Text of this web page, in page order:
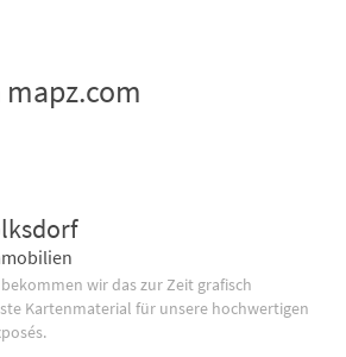
wir das zur Zeit grafisch
Kartenmaterial für unsere hochwertigen